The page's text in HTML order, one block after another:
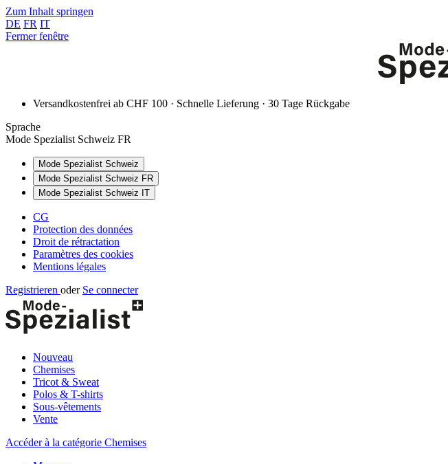
Zum Inhalt springen
DE FR IT
Fermer fenêtre
Versandkostenfrei ab CHF 100 · Schnelle Lieferung · 30 Tage Rückgabe
Sprache
Mode Spezialist Schweiz FR
Mode Spezialist Schweiz
Mode Spezialist Schweiz FR
Mode Spezialist Schweiz IT
CG
Protection des données
Droit de rétractation
Paramètres des cookies
Mentions légales
Registrieren oder Se connecter
Nouveau
Chemises
Tricot & Sweat
Polos & T-shirts
Sous-vêtements
Vente
Accéder à la catégorie Chemises